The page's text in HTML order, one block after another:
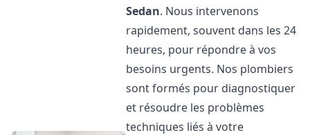
Sedan. Nous intervenons
rapidement, souvent dans les 24
heures, pour répondre à vos
besoins urgents. Nos plombiers
sont formés pour diagnostiquer
et résoudre les problèmes
techniques liés à votre